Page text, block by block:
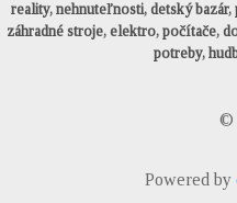
reality, nehnuteľnosti, detský
záhradné stroje, elektro, počítače,
potreby,
©
Powered by